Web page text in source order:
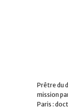
Prêtre du
mission
Paris :